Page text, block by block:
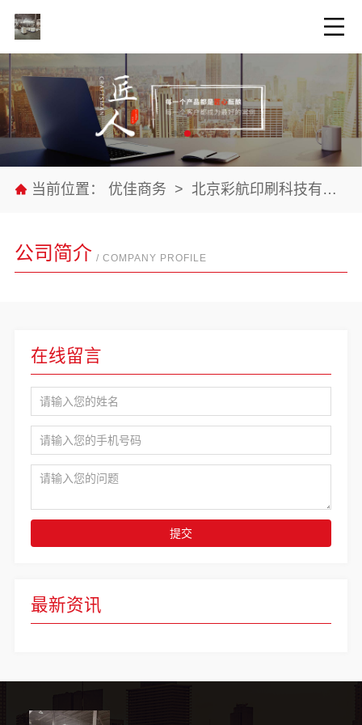
当前位置： 优佳商务 > 北京彩航印刷科技有限公司
公司简介 / COMPANY PROFILE
最新资讯
在线留言
提交